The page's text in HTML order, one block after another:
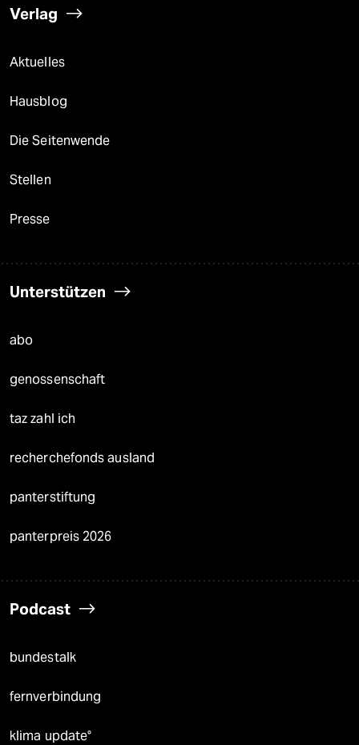
Verlag
Aktuelles
Hausblog
Die Seitenwende
Stellen
Presse
Unterstützen
abo
genossenschaft
taz zahl ich
recherchefonds ausland
panterstiftung
panterpreis 2026
Podcast
bundestalk
fernverbindung
klima update°